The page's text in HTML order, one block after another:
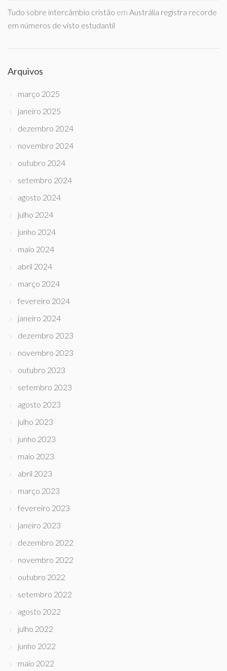
Tudo sobre intercâmbio cristão em Austrália registra recorde
em números de visto estudantil
Arquivos
março 2025
janeiro 2025
dezembro 2024
novembro 2024
outubro 2024
setembro 2024
agosto 2024
julho 2024
junho 2024
maio 2024
abril 2024
março 2024
fevereiro 2024
janeiro 2024
dezembro 2023
novembro 2023
outubro 2023
setembro 2023
agosto 2023
julho 2023
junho 2023
maio 2023
abril 2023
março 2023
fevereiro 2023
janeiro 2023
dezembro 2022
novembro 2022
outubro 2022
setembro 2022
agosto 2022
julho 2022
junho 2022
maio 2022